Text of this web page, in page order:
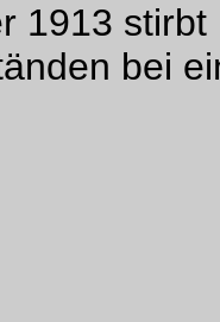
1913
bei